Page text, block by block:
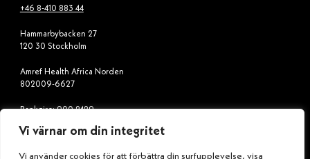
Vi värnar om din integritet
Vi använder cookies för att förbättra din surfupplevelse, visa
+46 8-410 883 44
Hammarbybacken 27
120 30 Stockholm
Amref Health Africa Norden
802009-6627
Bankgiro: 900-2429
Swish: 900 24 29